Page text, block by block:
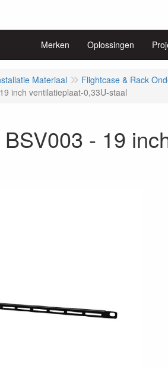
Merken Oplossingen
Materiaal Flightcase & Rack
inch ventilatieplaat-0,33U-staal
- 19